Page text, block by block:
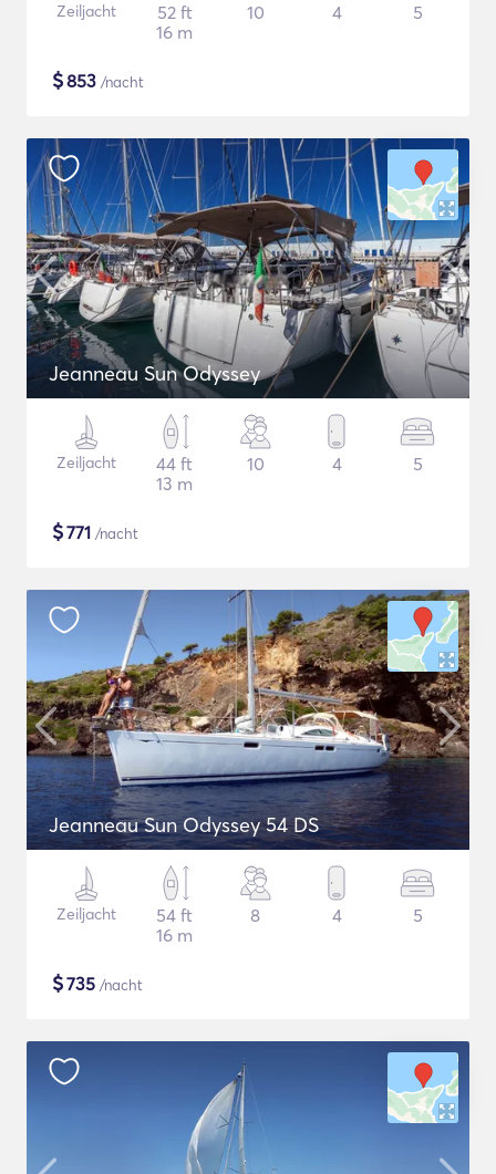
Zeiljacht
52 ft
16 m
10 4 5
$853 /nacht
Jeanneau Sun Odyssey
Zeiljacht
44 ft
13 m
10 4 5
$771 /nacht
Jeanneau Sun Odyssey 54 DS
Zeiljacht
54 ft
16 m
8 4 5
$735 /nacht